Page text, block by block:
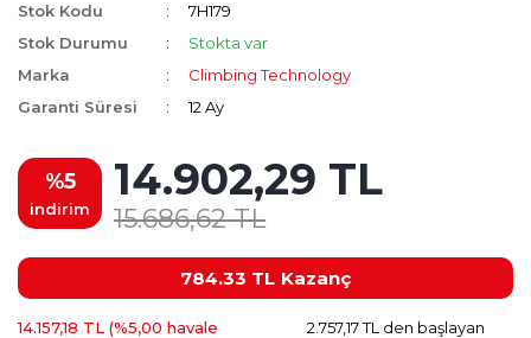
Stok Kodu
7H179
Stok Durumu
Stokta var
Marka
Climbing Technology
Garanti Süresi
12 Ay
%5
indirim
14.902,29 TL
15.686,62 TL
784.33 TL Kazanç
14.157,18 TL (%5,00 havale
2.757,17 TL den başlayan